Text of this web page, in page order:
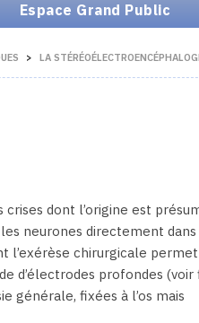
Espace Grand Public
LA
dont l’origine est
neurones directement
l’exérèse chirurgicale
d’électrodes profondes (voir
générale, fixées à l’os mais